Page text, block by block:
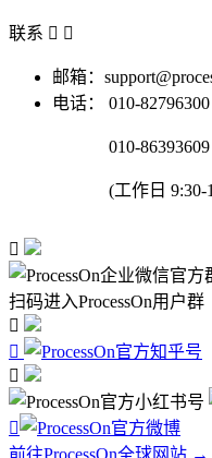
联系  
邮箱：
电话：
010-
010-
(工作日 9:30-

扫码进入ProcessOn用户群




前往ProcessOn全球网站 →